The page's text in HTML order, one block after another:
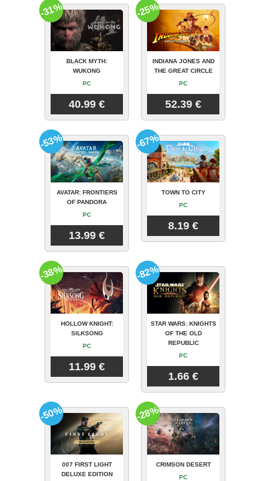
BLACK MYTH:
WUKONG
PC
40.99 €
-31%
INDIANA JONES AND
THE GREAT CIRCLE
PC
52.39 €
-25%
AVATAR: FRONTIERS
OF PANDORA
PC
13.99 €
-53%
TOWN TO CITY
PC
8.19 €
-67%
HOLLOW KNIGHT:
SILKSONG
PC
11.99 €
-38%
STAR WARS: KNIGHTS
OF THE OLD
REPUBLIC
PC
1.66 €
-82%
007 FIRST LIGHT
DELUXE EDITION
-50%
CRIMSON DESERT
PC
-28%